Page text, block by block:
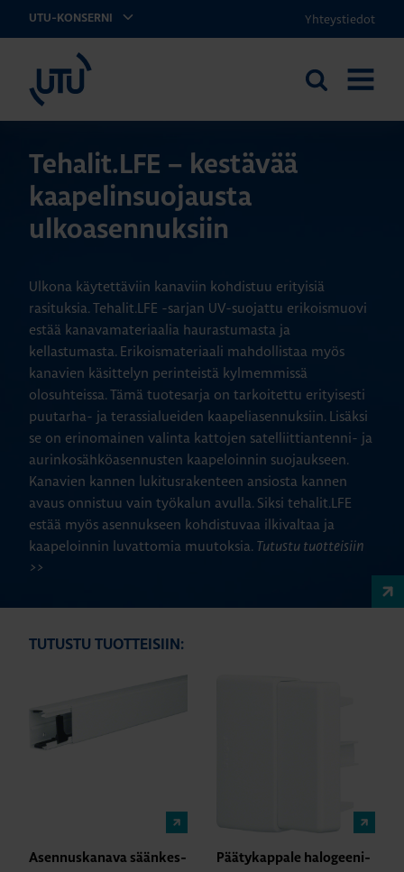
UTU-KONSERNI Yhteystiedot
Etsi
Tehalit.LFE – kestävää
kaapelinsuojausta
ulkoasennuksiin
Ulkona käytettäviin kanaviin kohdistuu erityisiä
rasituksia. Tehalit.LFE -sarjan UV-suojattu erikoismuovi
estää kanavamateriaalia haurastumasta ja
kellastumasta. Erikoismateriaali mahdollistaa myös
kanavien käsittelyn perinteistä kylmemmissä
olosuhteissa. Tämä tuotesarja on tarkoitettu erityisesti
puutarha- ja terassialueiden kaapeliasennuksiin. Lisäksi
se on erinomainen valinta kattojen satelliittiantenni- ja
aurinkosähköasennusten kaapeloinnin suojaukseen.
Kanavien kannen lukitusrakenteen ansiosta kannen
avaus onnistuu vain työkalun avulla. Siksi tehalit.LFE
estää myös asennukseen kohdistuvaa ilkivaltaa ja
kaapeloinnin luvattomia muutoksia. Tutustu tuotteisiin
>>
TUTUSTU TUOTTEISIIN:
Asen­nus­ka­na­va sään­kes­
Pää­ty­kap­pa­le ha­lo­gee­ni­